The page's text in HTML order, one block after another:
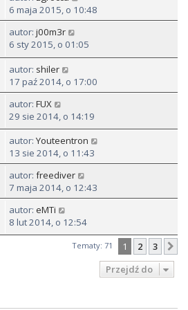
6 maja 2015, o 10:48
autor: j00m3r
6 sty 2015, o 01:05
autor: shiler
17 paź 2014, o 17:00
autor: FUX
29 sie 2014, o 14:19
autor: Youteentron
13 sie 2014, o 11:43
autor: freediver
7 maja 2014, o 12:43
autor: eMTi
8 lut 2014, o 12:54
Tematy: 71 1 2 3
Przejdź do